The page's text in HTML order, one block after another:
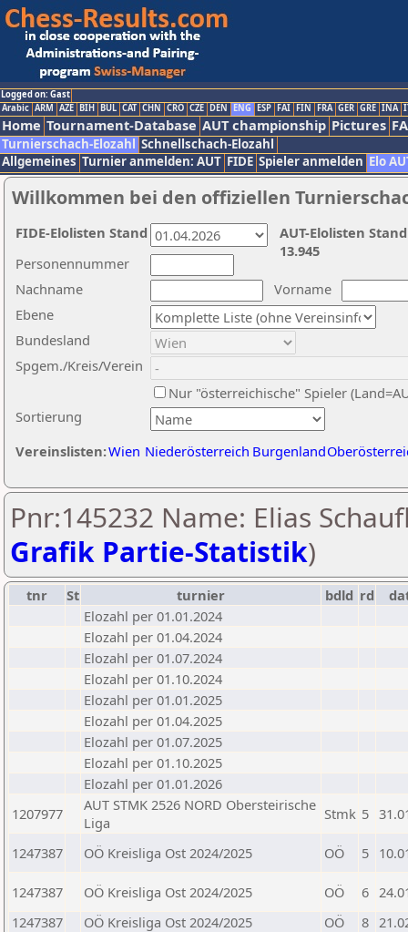
Logged on: Gast
Arabic ARM AZE BIH BUL CAT CHN CRO CZE DEN ENG ESP FAI FIN FRA GER GRE INA
Home Tournament-Database AUT championship Pictures
Turnierschach-Elozahl Schnellschach-Elozahl
Allgemeines Turnier anmelden: AUT FIDE Spieler anmelden Elo
Willkommen bei den offiziellen
Nachname
Vorname
Ebene
Sortierung
Personennummer
Bundesland
Spgem./Kreis/Verein
Nur "österreichische" Spieler
Vereinslisten:Wien Niederösterreich Burgenland
AUT-Elolisten
13.945
FIDE-Elolisten Stand
Pnr:145232 Name: Elias
Grafik Partie-Statistik)
tnr St turnier bdld rd
Elozahl per 01.01.2024
Elozahl per 01.04.2024
Elozahl per 01.07.2024
Elozahl per 01.10.2024
Elozahl per 01.01.2025
Elozahl per 01.04.2025
Elozahl per 01.07.2025
Elozahl per 01.10.2025
Elozahl per 01.01.2026
1207977
AUT STMK 2526 NORD Obersteirische
Liga
Stmk 5
1247387 OÖ Kreisliga Ost 2024/2025 OÖ 5
1247387 OÖ Kreisliga Ost 2024/2025 OÖ 6
1247387
OÖ Kreisliga Ost 2024/2025 OÖ 8